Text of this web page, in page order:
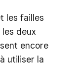
les failles
deux
encore
utiliser la